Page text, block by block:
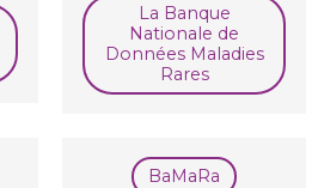
La Banque
Nationale de
Données Maladies
Rares
BaMaRa